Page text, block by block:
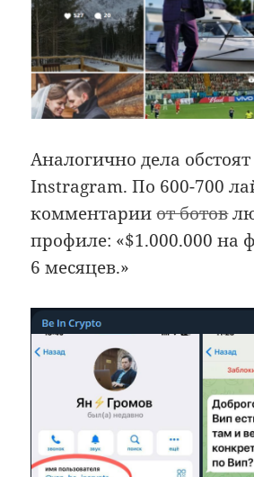
Аналогично дела
Instragram. По 600-700
комментарииот ботов
профиле: «$1.000.000 на
6 месяцев.»